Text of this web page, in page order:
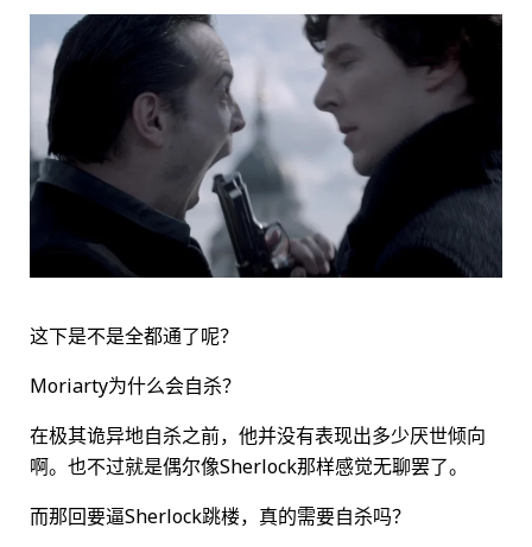
这下是不是全都通了呢？
Moriarty为什么会自杀？
在极其诡异地自杀之前，他并没有表现出多少厌世倾向
啊。也不过就是偶尔像Sherlock那样感觉无聊罢了。
而那回要逼Sherlock跳楼，真的需要自杀吗？